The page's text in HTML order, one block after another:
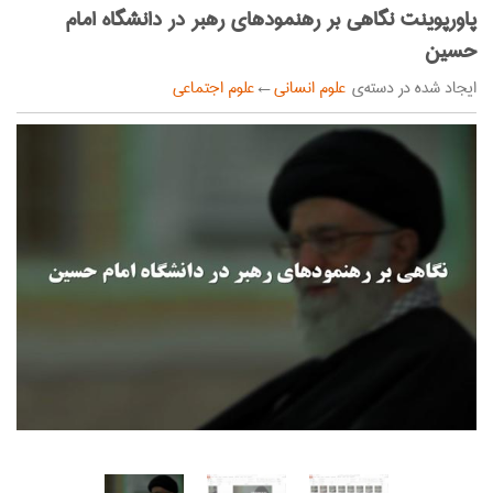
پاورپوینت نگاهی بر رهنمودهای رهبر در دانشگاه امام
حسین
ایجاد شده در دسته‌ی علوم انسانی←علوم اجتماعی